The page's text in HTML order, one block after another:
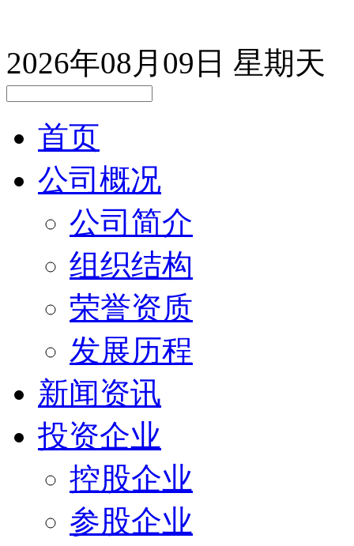
2026年08月09日 星期天
首页
公司概况
公司简介
组织结构
荣誉资质
发展历程
新闻资讯
投资企业
控股企业
参股企业